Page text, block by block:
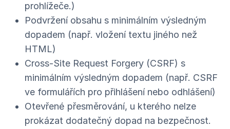
prohlížeče.)
Podvržení obsahu s minimálním výsledným
dopadem (např. vložení textu jiného než
HTML)
Cross-Site Request Forgery (CSRF) s
minimálním výsledným dopadem (např. CSRF
ve formulářích pro přihlášení nebo odhlášení)
Otevřené přesměrování, u kterého nelze
prokázat dodatečný dopad na bezpečnost.